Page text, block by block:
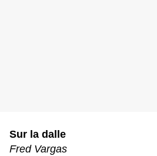
Sur la dalle
Fred Vargas